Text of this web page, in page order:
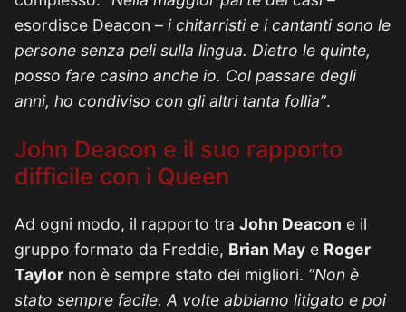
esordisce Deacon – i chitarristi e i cantanti sono le
persone senza peli sulla lingua. Dietro le quinte,
posso fare casino anche io. Col passare degli
anni, ho condiviso con gli altri tanta follia”.
John Deacon e il suo rapporto
difficile con i Queen
Ad ogni modo, il rapporto tra John Deacon e il
gruppo formato da Freddie, Brian May e Roger
Taylor non è sempre stato dei migliori. “Non è
stato sempre facile. A volte abbiamo litigato e poi